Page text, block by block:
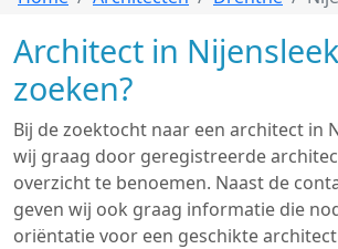
Architect in
zoeken?
Bij de zoektocht naar een architect in
wij graag door geregistreerde
overzicht te benoemen. Naast de
geven wij ook graag informatie die
oriëntatie voor een geschikte